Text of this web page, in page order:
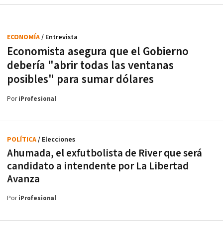
Economista asegura que el Gobierno
debería "abrir todas las ventanas
posibles" para sumar dólares
ECONOMÍA/ Entrevista
PoriProfesional
Ahumada, el exfutbolista de River que será
candidato a intendente por La Libertad
Avanza
POLÍTICA/ Elecciones
PoriProfesional